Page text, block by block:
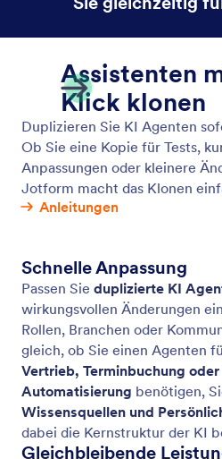
Beginnen Sie mit
Erstellen Sie einen
bestimmtes Formular zu